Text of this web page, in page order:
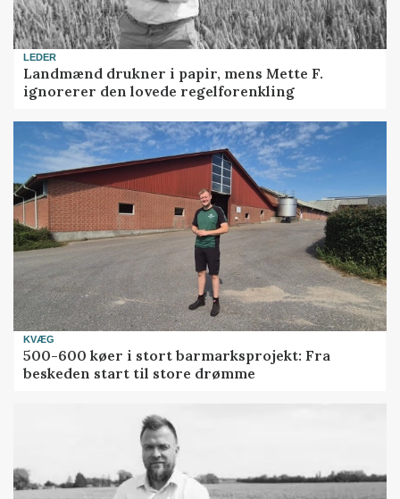
LEDER
Landmænd drukner i papir, mens Mette F.
ignorerer den lovede regelforenkling
KVÆG
500-600 køer i stort barmarksprojekt: Fra
beskeden start til store drømme